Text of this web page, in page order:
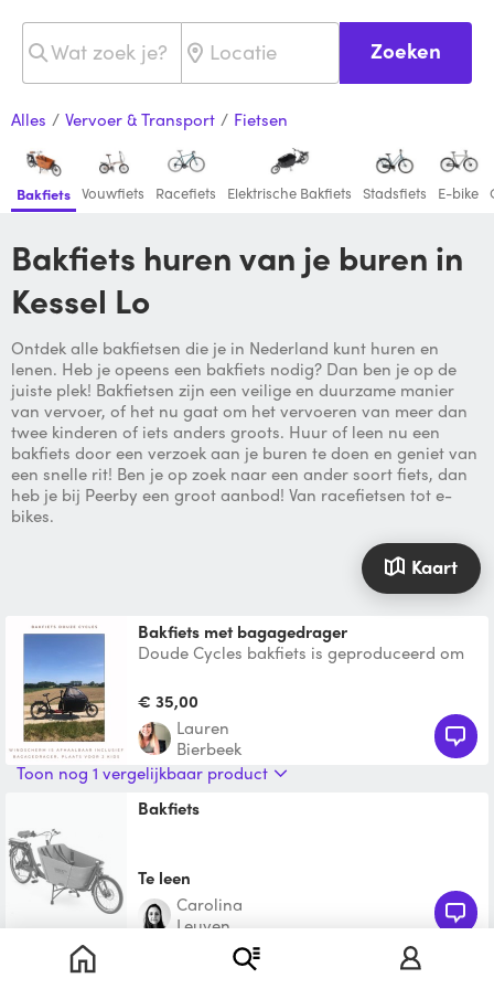
Zoeken
Alles / Vervoer & Transport / Fietsen
Bakfiets Vouwfiets Racefiets Elektrische Bakfiets Stadsfiets E-bike
Bakfiets huren van je buren in
Kessel Lo
Ontdek alle bakfietsen die je in Nederland kunt huren en
lenen. Heb je opeens een bakfiets nodig? Dan ben je op de
juiste plek! Bakfietsen zijn een veilige en duurzame manier
van vervoer, of het nu gaat om het vervoeren van meer dan
twee kinderen of iets anders groots. Huur of leen nu een
bakfiets door een verzoek aan je buren te doen en geniet van
een snelle rit! Ben je op zoek naar een ander soort fiets, dan
heb je bij Peerby een groot aanbod! Van racefietsen tot e-
bikes.
Kaart
Bakfiets met bagagedrager
Doude Cycles bakfiets is geproduceerd om
voor twee kinde
€ 35,00
Lauren
Bierbeek
Toon nog 1 vergelijkbaar product
Bakfiets
Te leen
Carolina
Leuven